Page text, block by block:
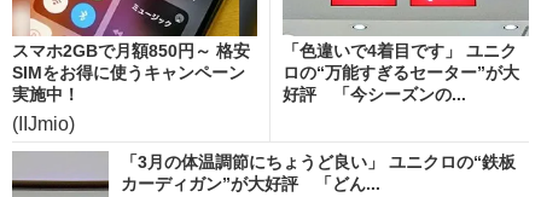
スマホ2GBで月額850円～ 格安
SIMをお得に使うキャンペーン
実施中！
(IIJmio)
「色違いで4着目です」 ユニク
ロの“万能すぎるセーター”が大
好評 「今シーズンの...
「3月の体温調節にちょうど良い」 ユニクロの“鉄板
カーディガン”が大好評 「どん...